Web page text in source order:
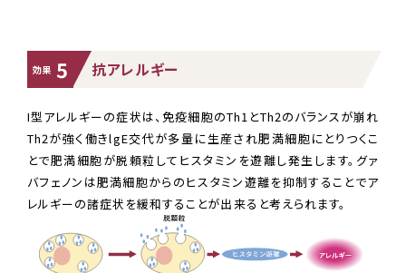
効果 5 抗アレルギー
I型アレルギーの症状は、免疫細胞のTh1とTh2のバランスが崩れ
Th2が強く働きlgE交代が多量に生産され肥満細胞にとりつくこ
とで肥満細胞が脱頼粒してヒスタミンを遊離し発生します。グァ
バフェノンは肥満細胞からのヒスタミン遊離を抑制することでア
レルギーの諸症状を緩和することが出来ると考えられます。